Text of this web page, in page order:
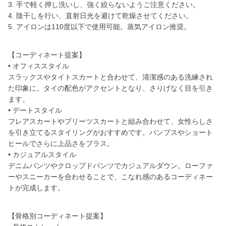
3. 手で軽く押し洗いし、強く絞らないようご注意ください。
4. 陰干しを行い、直射日光を避けて乾燥させてください。
5. アイロンは110度以下で使用可能。蒸気アイロン推奨。
【コーディネート提案】
• オフィススタイル
スラックスやタイトスカートと合わせて、清潔感のある洗練され
た印象に。タイの配色がアクセントとなり、さりげなく目を引き
ます。
• デートスタイル
フレアスカートやプリーツスカートと組み合わせて、女性らしさ
を引き立てるスタイリングがおすすめです。パンプスやショート
ヒールでさらに上品さをプラス。
• カジュアルスタイル
デニムパンツやクロップドパンツでカジュアルダウン。ローファ
ーやスニーカーを合わせることで、こなれ感のあるコーディネー
トが完成します。
【骨格別コーディネート提案】